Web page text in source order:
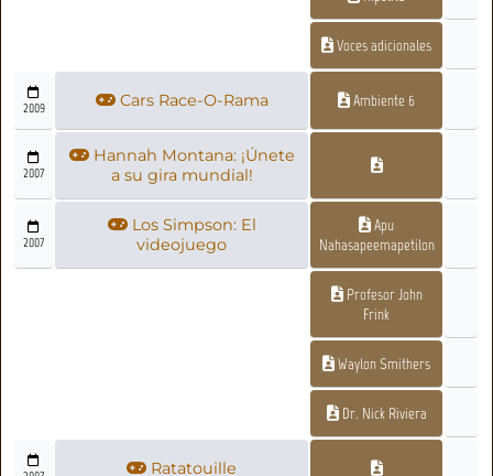
Voces adicionales
2009 Cars Race-O-Rama Ambiente 6
2007
Hannah Montana: ¡Únete
a su gira mundial!
2007
Los Simpson: El
videojuego
Apu
Nahasapeemapetilon
Profesor John
Frink
Waylon Smithers
Dr. Nick Riviera
Ratatouille